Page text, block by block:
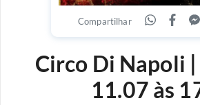
Compartilhar
Circo Di Napoli |
11.07 às